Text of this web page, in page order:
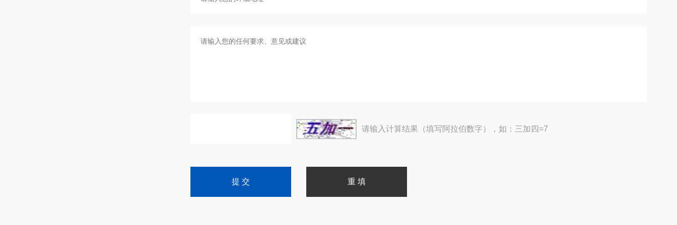
请输入计算结果（填写阿拉伯数字），如：三加四=7